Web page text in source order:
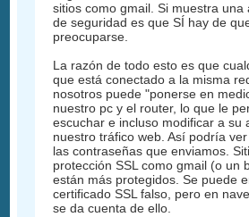
sitios como gmail. Si muestra una
de seguridad es que SÍ hay de
preocuparse.
La razón de todo esto es que
que está conectado a la misma
nosotros puede "ponerse en
nuestro pc y el router, lo que le
escuchar e incluso modificar a su
nuestro tráfico web. Así podría
las contraseñas que enviamos.
protección SSL como gmail (o un
están más protegidos. Se puede
certificado SSL falso, pero en
se da cuenta de ello.